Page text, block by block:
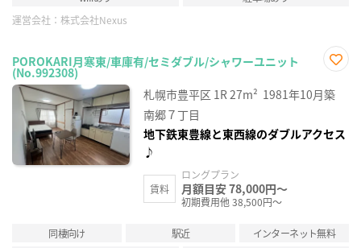
運営会社： 株式会社Nexus
POROKARI月寒東/車庫有/セミダブル/シャワーユニット
(No.992308)
に入
り登
札幌市豊平区 1R27m² 1981年10月築
南郷７丁目
地下鉄東豊線と東西線のダブルアクセス
♪
賃料
ロングプラン
月額目安 78,000円～
初期費用他 38,500円～
同棲向け 駅近
インターネット無料